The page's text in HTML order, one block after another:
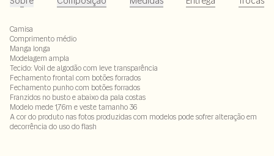
Camisa
Comprimento médio
Manga longa
Modelagem ampla
Tecido: Voil de algodão com leve transparência
Fechamento frontal com botões forrados
Fechamento punho com botões forrados
Franzidos no busto e abaixo da pala costas
Modelo mede 1,76m e veste tamanho 36
A cor do produto nas fotos produzidas com modelos pode sofrer alteração em
decorrência do uso do flash